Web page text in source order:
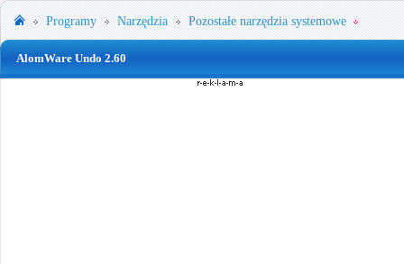
Programy Narzędzia Pozostałe narzędzia systemowe
AlomWare Undo 2.60